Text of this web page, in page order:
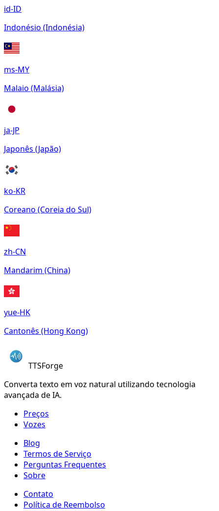
id-ID
Indonésio (Indonésia)
ms-MY
Malaio (Malásia)
ja-JP
Japonês (Japão)
ko-KR
Coreano (Coreia do Sul)
zh-CN
Mandarim (China)
yue-HK
Cantonês (Hong Kong)
TTSForge
Converta texto em voz natural utilizando tecnologia
avançada de IA.
Preços
Vozes
Blog
Termos de Serviço
Perguntas Frequentes
Sobre
Contato
Política de Reembolso